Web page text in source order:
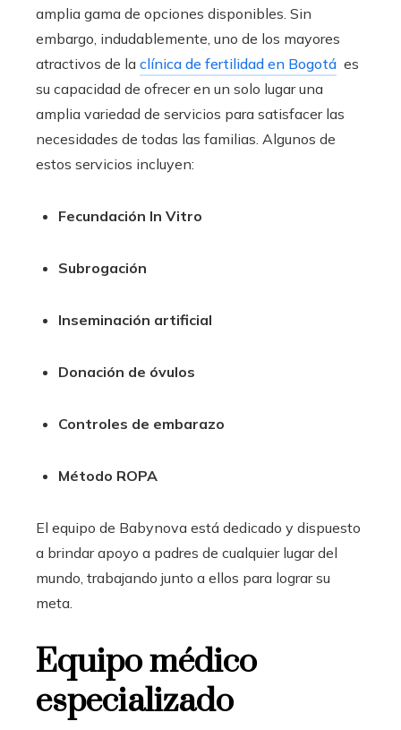
amplia gama de opciones disponibles. Sin
embargo, indudablemente, uno de los mayores
atractivos de la clínica de fertilidad en Bogotá es
su capacidad de ofrecer en un solo lugar una
amplia variedad de servicios para satisfacer las
necesidades de todas las familias. Algunos de
estos servicios incluyen:
Fecundación In Vitro
Subrogación
Inseminación artificial
Donación de óvulos
Controles de embarazo
Método ROPA
El equipo de Babynova está dedicado y dispuesto
a brindar apoyo a padres de cualquier lugar del
mundo, trabajando junto a ellos para lograr su
meta.
Equipo médico
especializado